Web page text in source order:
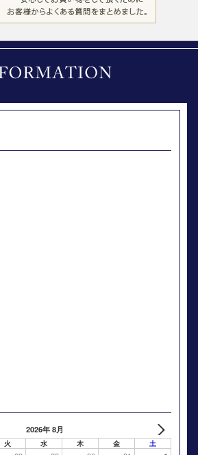
2026年 8月
火 水 木 金 土